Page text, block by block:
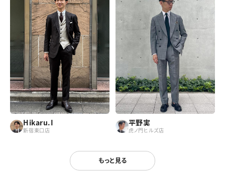
Hikaru.I
新宿東口店
平野実
虎ノ門ヒルズ店
もっと見る